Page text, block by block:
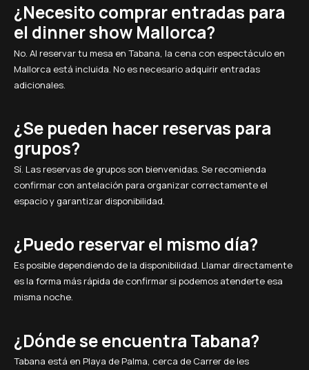
¿Necesito comprar entradas para
el dinner show Mallorca?
No. Al reservar tu mesa en Tabana, la cena con espectáculo en
Mallorca está incluida. No es necesario adquirir entradas
adicionales.
¿Se pueden hacer reservas para
grupos?
Sí. Las reservas de grupos son bienvenidas. Se recomienda
confirmar con antelación para organizar correctamente el
espacio y garantizar disponibilidad.
¿Puedo reservar el mismo día?
Es posible dependiendo de la disponibilidad. Llamar directamente
es la forma más rápida de confirmar si podemos atenderte esa
misma noche.
¿Dónde se encuentra Tabana?
Tabana está en Playa de Palma, cerca de Carrer de les